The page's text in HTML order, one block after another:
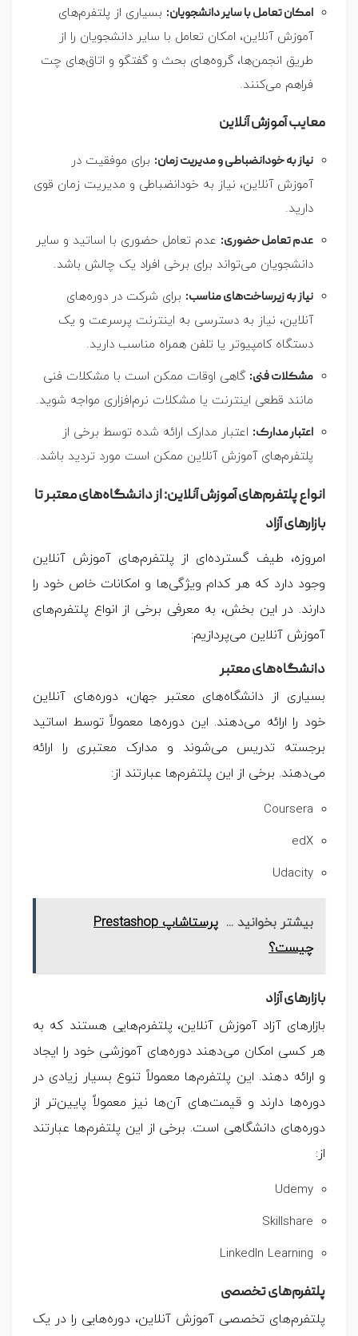
امکان تعامل با سایر دانشجویان: بسیاری از پلتفرم‌های
آموزش آنلاین، امکان تعامل با سایر دانشجویان را از
طریق انجمن‌ها، گروه‌های بحث و گفتگو و اتاق‌های چت
فراهم می‌کنند.
معایب آموزش آنلاین
نیاز به خودانضباطی و مدیریت زمان: برای موفقیت در
آموزش آنلاین، نیاز به خودانضباطی و مدیریت زمان قوی
دارید.
عدم تعامل حضوری: عدم تعامل حضوری با اساتید و سایر
دانشجویان می‌تواند برای برخی افراد یک چالش باشد.
نیاز به زیرساخت‌های مناسب: برای شرکت در دوره‌های
آنلاین، نیاز به دسترسی به اینترنت پرسرعت و یک
دستگاه کامپیوتر یا تلفن همراه مناسب دارید.
مشکلات فنی: گاهی اوقات ممکن است با مشکلات فنی
مانند قطعی اینترنت یا مشکلات نرم‌افزاری مواجه شوید.
اعتبار مدارک: اعتبار مدارک ارائه شده توسط برخی از
پلتفرم‌های آموزش آنلاین ممکن است مورد تردید باشد.
انواع پلتفرم‌های آموزش آنلاین: از دانشگاه‌های معتبر تا
بازارهای آزاد
امروزه، طیف گسترده‌ای از پلتفرم‌های آموزش آنلاین
وجود دارد که هر کدام ویژگی‌ها و امکانات خاص خود را
دارند. در این بخش، به معرفی برخی از انواع پلتفرم‌های
آموزش آنلاین می‌پردازیم:
دانشگاه‌های معتبر
بسیاری از دانشگاه‌های معتبر جهان، دوره‌های آنلاین
خود را ارائه می‌دهند. این دوره‌ها معمولاً توسط اساتید
برجسته تدریس می‌شوند و مدارک معتبری را ارائه
می‌دهند. برخی از این پلتفرم‌ها عبارتند از:
Coursera
edX
Udacity
بیشتر بخوانید ...
پرستاشاپ Prestashop
چیست؟
بازارهای آزاد
بازارهای آزاد آموزش آنلاین، پلتفرم‌هایی هستند که به
هر کسی امکان می‌دهند دوره‌های آموزشی خود را ایجاد
و ارائه دهند. این پلتفرم‌ها معمولاً تنوع بسیار زیادی در
دوره‌ها دارند و قیمت‌های آن‌ها نیز معمولاً پایین‌تر از
دوره‌های دانشگاهی است. برخی از این پلتفرم‌ها عبارتند
از:
Udemy
Skillshare
LinkedIn Learning
پلتفرم‌های تخصصی
پلتفرم‌های تخصصی آموزش آنلاین، دوره‌هایی را در یک